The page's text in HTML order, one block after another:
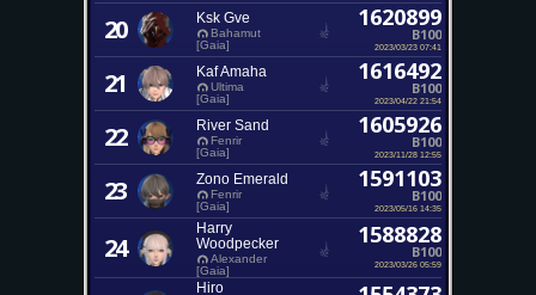
20 Ksk Gve
Bahamut
[Gaia]
1620899
B100
2023/03/23 07:41
21 Kaf Amaha
Ultima
[Gaia]
1616492
B100
2023/04/22 21:54
22 River Sand
Fenrir
[Gaia]
1605926
B100
2023/11/28 12:55
23 Zono Emerald
Fenrir
[Gaia]
1591103
B100
2023/05/16 14:35
24
Harry
Woodpecker
Alexander
[Gaia]
1588828
B100
2023/03/26 05:59
Hiro